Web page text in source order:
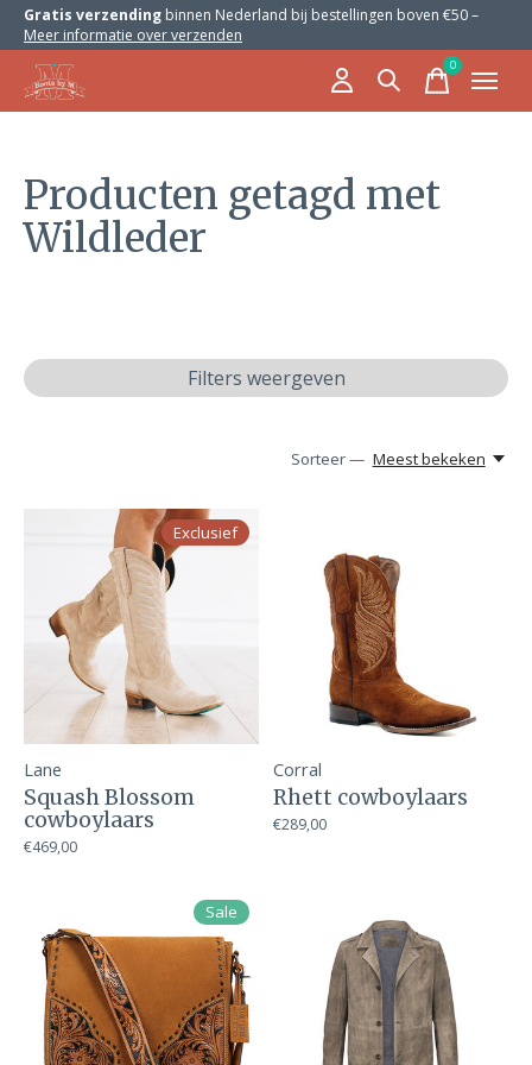
Gratis verzending binnen Nederland bij bestellingen boven €50 –
Meer informatie over verzenden
0items
Producten getagd met
Wildleder
Filters weergeven
Sorteer — Meest bekeken
Exclusief
Lane
Squash Blossom
cowboylaars
€469,00
Corral
Rhett cowboylaars
€289,00
Sale